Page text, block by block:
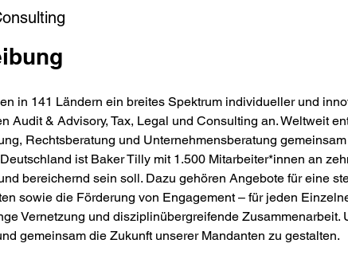
in 141 Ländern ein breites Spektrum individueller und
Audit & Advisory, Tax, Legal und Consulting an. Weltweit
Rechtsberatung und Unternehmensberatung
ist Baker Tilly mit 1.500 Mitarbeiter*innen an
bereichernd sein soll. Dazu gehören Angebote für eine
sowie die Förderung von Engagement – für jeden
Vernetzung und disziplinübergreifende Zusammenarbeit.
gemeinsam die Zukunft unserer Mandanten zu gestalten.